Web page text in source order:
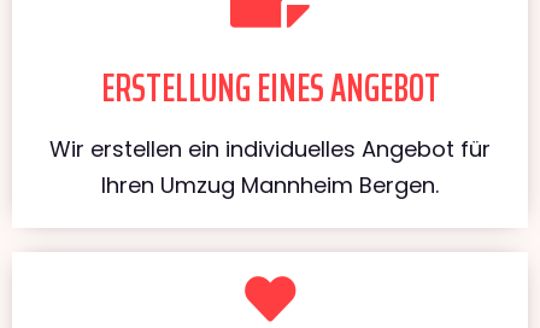
ERSTELLUNG EINES ANGEBOT
Wir erstellen ein individuelles Angebot für
Ihren Umzug Mannheim Bergen.